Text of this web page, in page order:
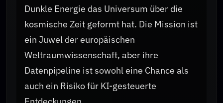
Dunkle Energie das Universum über die
kosmische Zeit geformt hat. Die Mission ist
ein Juwel der europäischen
Weltraumwissenschaft, aber ihre
Datenpipeline ist sowohl eine Chance als
auch ein Risiko für KI-gesteuerte